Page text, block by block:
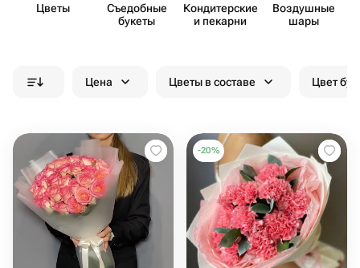
Цветы
Съедобные
букеты
Кондит​ерские
и пекарни
Воздушные
шары
Цена Цветы в составе Цвет
-20%